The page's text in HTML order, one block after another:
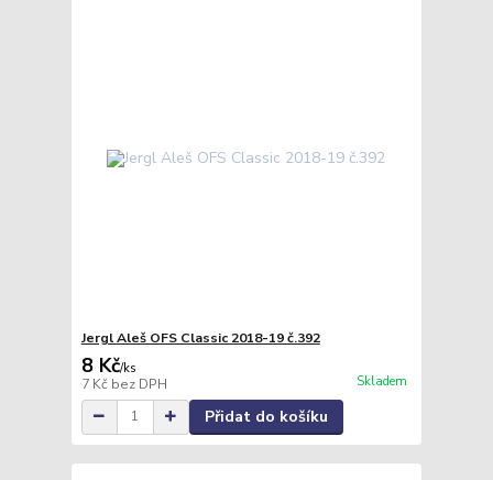
Jergl Aleš OFS Classic 2018-19 č.392
8 Kč/ks
7 Kč bez DPH Skladem
Přidat do košíku